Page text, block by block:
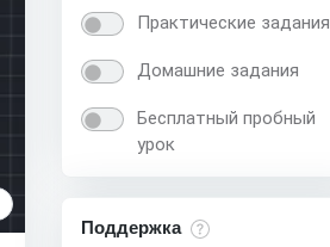
Практические задания
Домашние задания
Бесплатный пробный
урок
Поддержка